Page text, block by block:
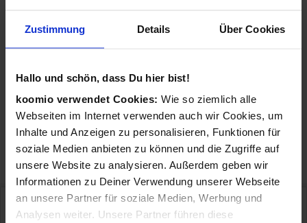
Zustimmung Details Über Cookies
Hallo und schön, dass Du hier bist!
koomio verwendet Cookies: Wie so ziemlich alle
Webseiten im Internet verwenden auch wir Cookies, um
Inhalte und Anzeigen zu personalisieren, Funktionen für
soziale Medien anbieten zu können und die Zugriffe auf
unsere Website zu analysieren. Außerdem geben wir
Informationen zu Deiner Verwendung unserer Webseite
an unsere Partner für soziale Medien, Werbung und
Analysen weiter. Unsere Partner führen diese
in 1 Geschäften
« 1 «
Preisangaben in Euro inkl. Mwst., pro Stück wo nicht anders beschrieben. Preise ggf.
Zwischenzeitliche Änderungen der Preise und Verfügbarkeiten sind möglich. Onlinepreise